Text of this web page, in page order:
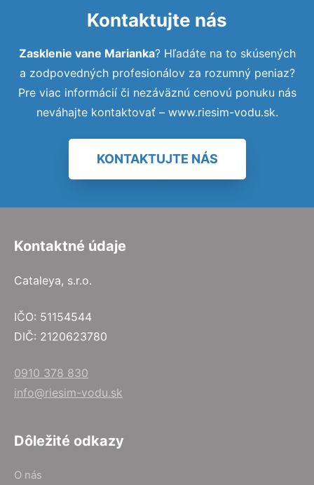
Kontaktujte nás
Zasklenie vane Marianka? Hľadáte na to skúsených
a zodpovedných profesionálov za rozumný peniaz?
Pre viac informácií či nezáväznú cenovú ponuku nás
neváhajte kontaktovať – www.riesim-vodu.sk.
KONTAKTUJTE NÁS
Kontaktné údaje
Cataleya, s.r.o.
IČO: 51154544
DIČ: 2120623780
0910 378 830
info@riesim-vodu.sk
Dôležité odkazy
O nás